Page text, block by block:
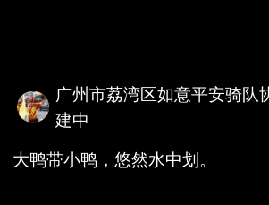
广州市荔湾区如意平安骑队
建中
大鸭带小鸭，悠然水中划。